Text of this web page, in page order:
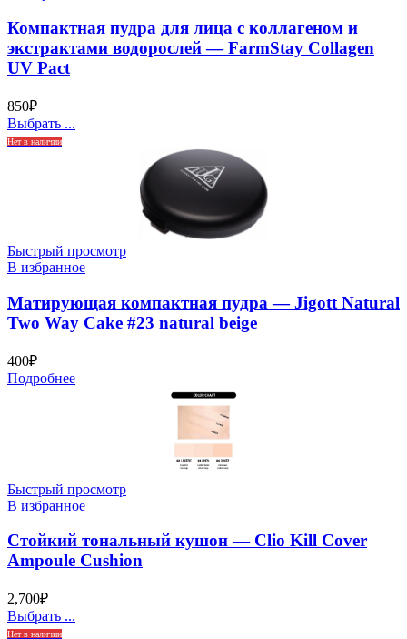
Компактная пудра для лица с коллагеном и
экстрактами водорослей — FarmStay Collagen
UV Pact
850₽
Выбрать ...
Нет в наличии
Быстрый просмотр
В избранное
Матирующая компактная пудра — Jigott Natural
Two Way Cake #23 natural beige
400₽
Подробнее
Быстрый просмотр
В избранное
Стойкий тональный кушон — Clio Kill Cover
Ampoule Cushion
2,700₽
Выбрать ...
Нет в наличии